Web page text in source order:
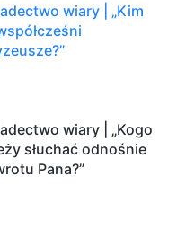
wiary | „Kim
wiary | „Kogo
słuchać odnośnie
Pana?”